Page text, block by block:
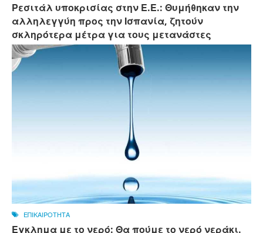
Ρεσιτάλ υποκρισίας στην Ε.Ε.: Θυμήθηκαν την
αλληλεγγύη προς την Ισπανία, ζητούν
σκληρότερα μέτρα για τους μετανάστες
ΕΠΙΚΑΙΡΟΤΗΤΑ
Εγκλημα με το νερό: Θα πούμε το νερό νεράκι.